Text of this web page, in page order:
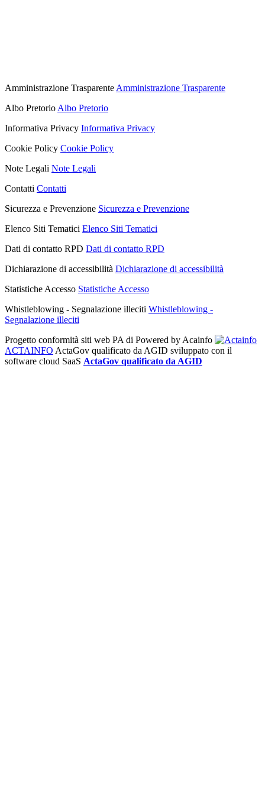
Amministrazione Trasparente Amministrazione Trasparente
Albo Pretorio Albo Pretorio
Informativa Privacy Informativa Privacy
Cookie Policy Cookie Policy
Note Legali Note Legali
Contatti Contatti
Sicurezza e Prevenzione Sicurezza e Prevenzione
Elenco Siti Tematici Elenco Siti Tematici
Dati di contatto RPD Dati di contatto RPD
Dichiarazione di accessibilità Dichiarazione di accessibilità
Statistiche Accesso Statistiche Accesso
Whistleblowing - Segnalazione illeciti Whistleblowing -
Segnalazione illeciti
Progetto conformità siti web PA di Powered by Acainfo
ACTAINFO ActaGov qualificato da AGID sviluppato con il
software cloud SaaS ActaGov qualificato da AGID